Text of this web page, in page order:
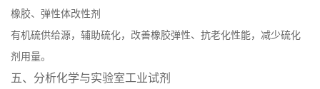
橡胶、弹性体改性剂
有机硫供给源，辅助硫化，改善橡胶弹性、抗老化性能，减少硫化
剂用量。
五、分析化学与实验室工业试剂